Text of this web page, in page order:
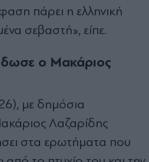
πάρει η ελληνική
σεβαστή», είπε.
ο Μακάριος
με δημόσια
Λαζαρίδης
στα ερωτήματα που